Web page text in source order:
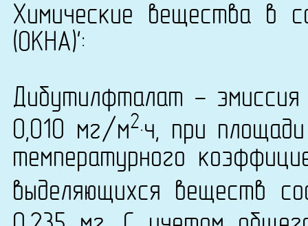
Химические вещества в
(ОКНА)':
Дибутилфталат - эмиссия
0,010 мг/м2·ч, при
температурного
выделяющихся веществ